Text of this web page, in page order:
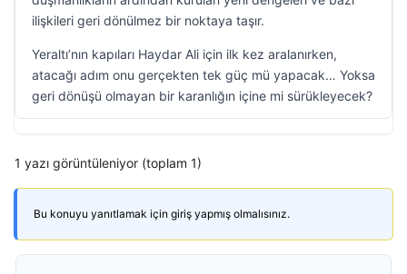
ilişkileri geri dönülmez bir noktaya taşır.
Yeraltı’nın kapıları Haydar Ali için ilk kez aralanırken,
atacağı adım onu gerçekten tek güç mü yapacak… Yoksa
geri dönüşü olmayan bir karanlığın içine mi sürükleyecek?
1 yazı görüntüleniyor (toplam 1)
Bu konuyu yanıtlamak için giriş yapmış olmalısınız.